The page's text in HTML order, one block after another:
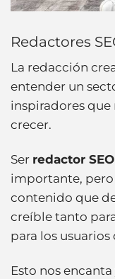
Redactores
La redacción
entender un
inspiradores que
crecer.
Ser redactor
importante, pero
contenido que
creíble tanto
para los
Esto nos